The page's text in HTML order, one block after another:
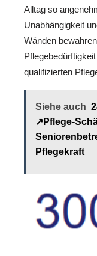
Alltag so
Unabhängigkeit
Wänden
qualifizierten
Siehe auch
↗️Pflege-
Pflegekraft